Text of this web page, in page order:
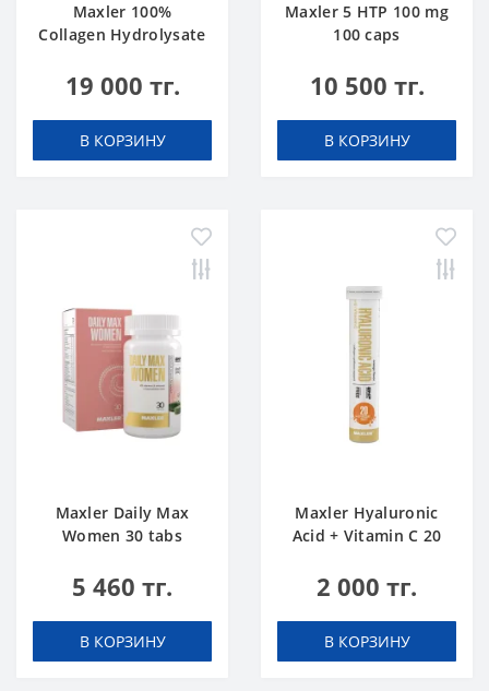
Maxler 100%
Collagen Hydrolysate
19 000 тг.
В КОРЗИНУ
Maxler 5 HTP 100 mg
100 caps
10 500 тг.
В КОРЗИНУ
Maxler Daily Max
Women 30 tabs
5 460 тг.
В КОРЗИНУ
Maxler Hyaluronic
Acid + Vitamin C 20
2 000 тг.
В КОРЗИНУ